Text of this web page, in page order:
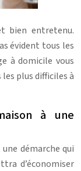
bien entretenu.
évident tous les
à domicile vous
plus difficiles à
à une
démarche qui
d’économiser